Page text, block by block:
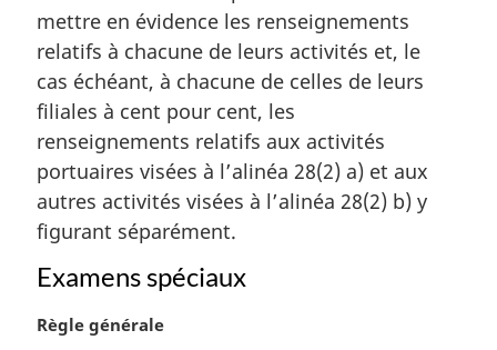
m
a
g
i
n
a
l
e
:
mettre en évidence les renseignements
relatifs à chacune de leurs activités et, le
cas échéant, à chacune de celles de leurs
filiales à cent pour cent, les
renseignements relatifs aux activités
portuaires visées à l’alinéa 28(2) a) et aux
autres activités visées à l’alinéa 28(2) b) y
figurant séparément.
Examens spéciaux
N
Règle générale